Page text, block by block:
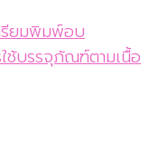
รียมพิมพ์อบ
ช้บรรจุภัณฑ์ตามเนื้อ